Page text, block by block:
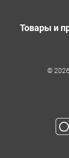
Товары и
©